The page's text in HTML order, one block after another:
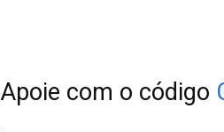
Apoie com o código